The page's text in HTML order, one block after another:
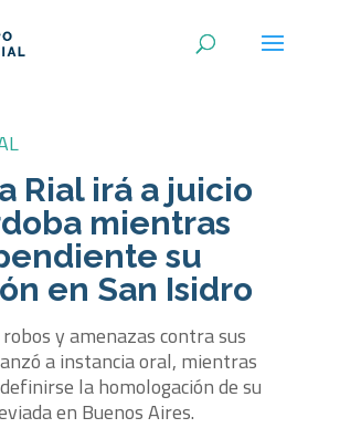
Rial irá a juicio
mientras
su
en San Isidro
y amenazas contra sus
a instancia oral, mientras
la homologación de su
en Buenos Aires.